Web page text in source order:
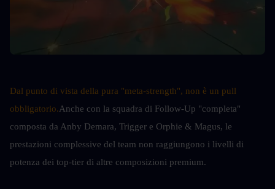
Dal punto di vista della pura "meta-strength", non è un pull
obbligatorio.Anche con la squadra di Follow-Up "completa"
composta da Anby Demara, Trigger e Orphie & Magus, le
prestazioni complessive del team non raggiungono i livelli di
potenza dei top-tier di altre composizioni premium.